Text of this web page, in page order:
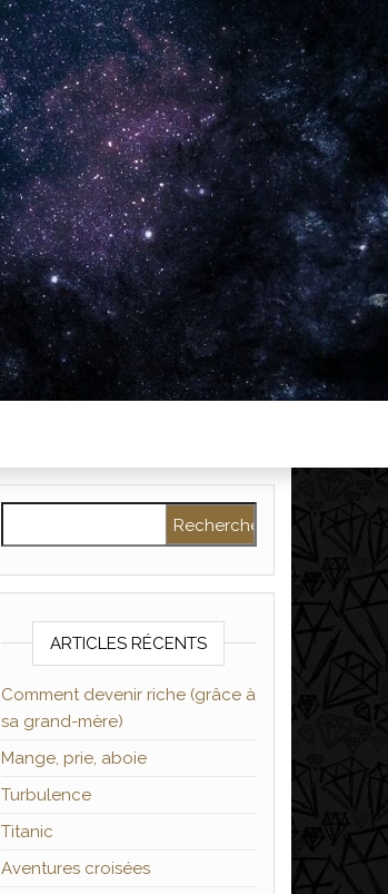
ARTICLES RÉCENTS
Comment devenir riche (grâce à
sa grand-mère)
Mange, prie, aboie
Turbulence
Titanic
Aventures croisées